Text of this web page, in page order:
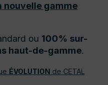
nouvelle gamme
ou 100% sur-
haut-de-gamme.
ÉVOLUTION de CETAL